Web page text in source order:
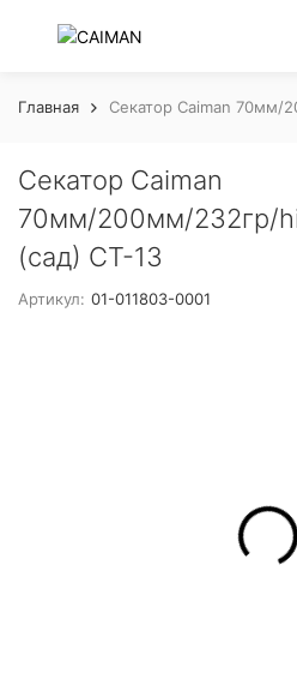
Главная Секатор Caiman 70мм/
Секатор Caiman
70мм/200мм/232гр/
(сад) CT-13
Артикул: 01-011803-0001